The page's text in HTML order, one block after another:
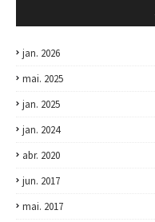
jan. 2026
mai. 2025
jan. 2025
jan. 2024
abr. 2020
jun. 2017
mai. 2017